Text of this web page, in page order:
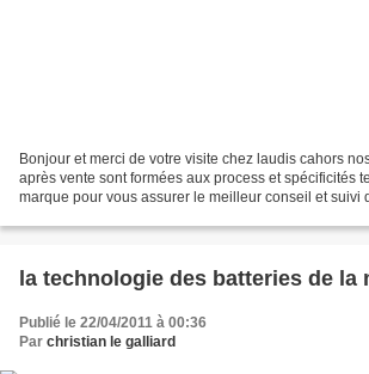
Bonjour et merci de votre visite chez laudis cahors
après vente sont formées aux process et spécificités
marque pour vous assurer le meilleur conseil et suivi
la technologie des batteries de la
Publié le 22/04/2011 à 00:36
Par christian le galliard